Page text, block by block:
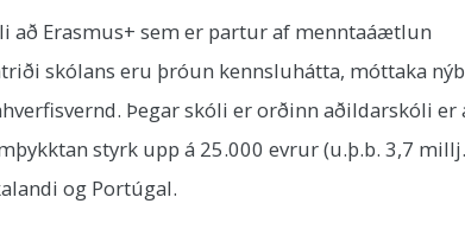
að Erasmus+ sem er partur af menntaáætlun
skólans eru þróun kennsluhátta, móttaka
Þegar skóli er orðinn aðildarskóli
styrk upp á 25.000 evrur (u.þ.b. 3,7
og Portúgal.